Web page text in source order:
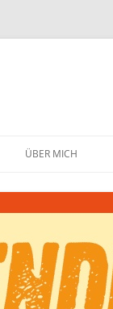
ÜBER MICH